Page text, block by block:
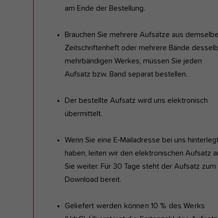
am Ende der Bestellung.
Brauchen Sie mehrere Aufsätze aus
Zeitschriftenheft oder mehrere Bände
mehrbändigen Werkes, müssen Sie jeden
Aufsatz bzw. Band separat bestellen.
Der bestellte Aufsatz wird uns elektronisch
übermittelt.
Wenn Sie eine E-Mailadresse bei uns
haben, leiten wir den elektronischen Aufsatz
Sie weiter. Für 30 Tage steht der Aufsatz zum
Download bereit.
Geliefert werden können 10 % des Werks